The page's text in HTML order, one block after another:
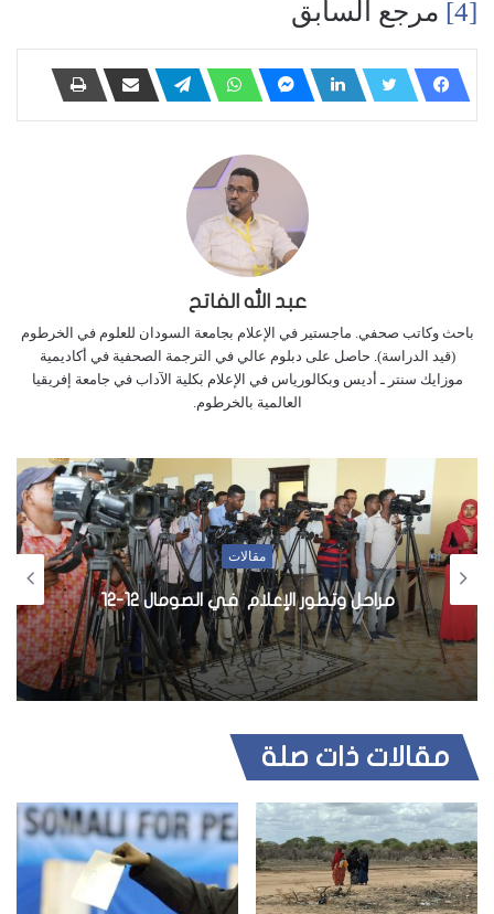
[4] مرجع السابق
عبد الله الفاتح
باحث وكاتب صحفي. ماجستير في الإعلام بجامعة السودان للعلوم في الخرطوم
(قيد الدراسة). حاصل على دبلوم عالي في الترجمة الصحفية في أكاديمية
موزايك سنتر ـ أديس وبكالورياس في الإعلام بكلية الآداب في جامعة إفريقيا
العالمية بالخرطوم.
مقالات
مراحل وتطور الإعلام في الصومال 12-12
مقالات ذات صلة